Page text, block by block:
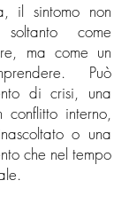
il sintomo non
come
ma come un
Può
di crisi, una
interno,
o una
che nel tempo